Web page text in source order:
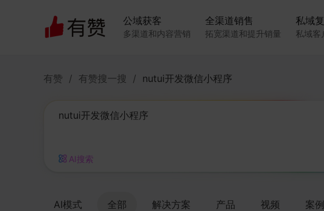
公域获客
多渠道和内容营销
全渠道销售
拓宽渠道和提升销量
私域
私域客
有赞 / 有赞搜一搜 / nutui开发微信小程序
AI搜索
AI模式 全部 解决方案 产品 视频 案例